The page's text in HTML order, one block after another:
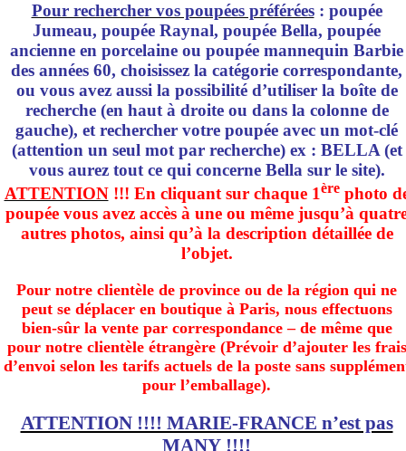
Pour rechercher vos poupées préférées: poupée
Jumeau, poupée Raynal, poupée Bella, poupée
ancienne en porcelaine ou poupée mannequin Barbie
des années 60, choisissez la catégorie correspondante,
ou vous avez aussi la possibilité d’utiliser la boîte de
recherche (en haut à droite ou dans la colonne de
gauche), et rechercher votre poupée avec un mot-clé
(attention un seul mot par recherche) ex : BELLA (et
vous aurez tout ce qui concerne Bella sur le site).
ATTENTION!!! En cliquant sur chaque 1èrephoto
poupée vous avez accès à une ou même jusqu’à
autres photos, ainsi qu’à la description détaillée de
l’objet.
Pour notre clientèle de province ou de la région qui ne
peut se déplacer en boutique à Paris, nous effectuons
bien-sûr la vente par correspondance – de même que
pour notre clientèle étrangère (Prévoir d’ajouter les frais
d’envoi selon les tarifs actuels de la poste sans
pour l’emballage).
ATTENTION !!!! MARIE-FRANCE n’est pas
MANY !!!!